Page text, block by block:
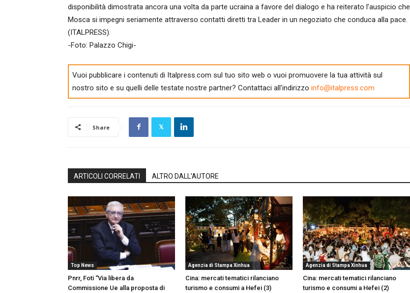
disponibilità dimostrata ancora una volta da parte ucraina a favore del dialogo e ha reiterato l’auspicio che
Mosca si impegni seriamente attraverso contatti diretti tra Leader in un negoziato che conduca alla pace.
(ITALPRESS).
-Foto: Palazzo Chigi-
Vuoi pubblicare i contenuti di Italpress.com sul tuo sito web o vuoi promuovere la tua attività sul
nostro sito e su quelli delle testate nostre partner? Contattaci all'indirizzo info@italpress.com
Share
ARTICOLI CORRELATI ALTRO DALL'AUTORE
Top News
Pnrr, Foti “Via libera da
Commissione Ue alla proposta di
Agenzia di Stampa Xinhua
Cina: mercati tematici rilanciano
turismo e consumi a Hefei (3)
Agenzia di Stampa Xinhua
Cina: mercati tematici rilanciano
turismo e consumi a Hefei (2)